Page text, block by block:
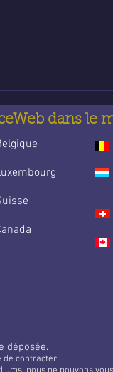
dans le
déposée.
de contracter.